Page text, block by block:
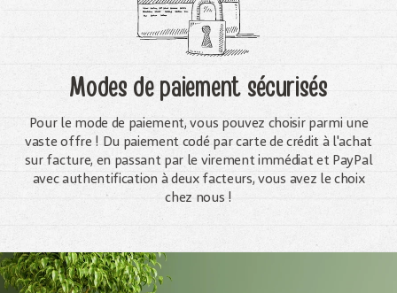
Modes de paiement sécurisés
Pour le mode de paiement, vous pouvez choisir parmi une
vaste offre ! Du paiement codé par carte de crédit à l'achat
sur facture, en passant par le virement immédiat et PayPal
avec authentification à deux facteurs, vous avez le choix
chez nous !